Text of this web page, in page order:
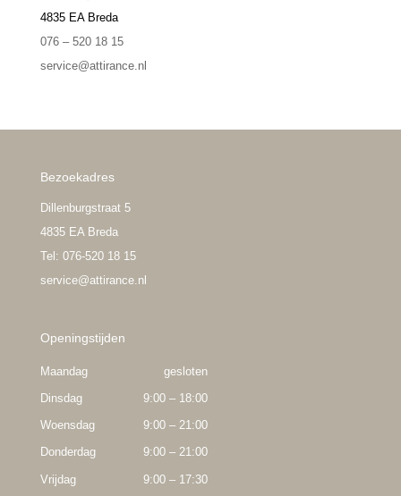
4835 EA Breda
076 – 520 18 15
service@attirance.nl
Bezoekadres
Dillenburgstraat 5
4835 EA Breda
Tel: 076-520 18 15
service@attirance.nl
Openingstijden
Maandag
gesloten
Dinsdag
9:00 – 18:00
Woensdag
9:00 – 21:00
Donderdag
9:00 – 21:00
Vrijdag 9:00 – 17:30